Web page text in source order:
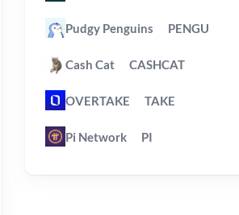
Pudgy Penguins PENGU
Cash Cat CASHCAT
OVERTAKE TAKE
Pi Network PI